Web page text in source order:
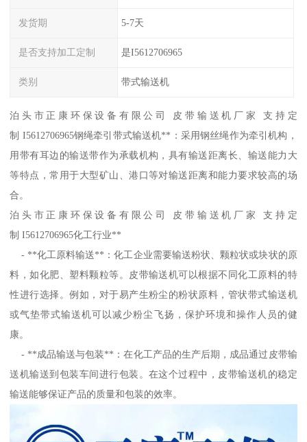
发货期 5-7天
是否支持加工定制 是I5612706965
类别 带式输送机
泊头市正康环保设备有限公司 皮带输送机厂家 支持定
制 I5612706965钢绳牵引带式输送机**：采用钢丝绳作为牵引机构，
用带有耳边的输送带作为承载机构，具有输送距离长、输送能力大
等特点，常用于大型矿山、港口等对输送距离和能力要求较高的场
合。
泊头市正康环保设备有限公司 皮带输送机厂家 支持定
制 I5612706965化工行业**
- **化工原料输送**：化工企业需要输送粉状、颗粒状或块状的原
料，如化肥、塑料颗粒等。皮带输送机可以根据不同化工原料的特
性进行选择。例如，对于易产生粉尘的粉状原料，管状带式输送机
或气垫带式输送机可以减少粉尘飞扬，保护环境和操作人员的健
康。
- **成品输送与包装**：在化工产品的生产后期，成品通过皮带输
送机输送到包装车间进行包装。在这个过程中，皮带输送机的稳定
输送能够保证产品的质量和包装的效率。